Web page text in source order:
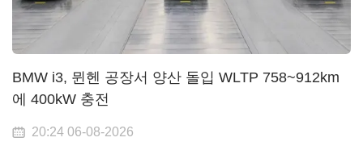
BMW i3, 뮌헨 공장서 양산 돌입 WLTP 758~912km
에 400kW 충전
20:24 06-08-2026